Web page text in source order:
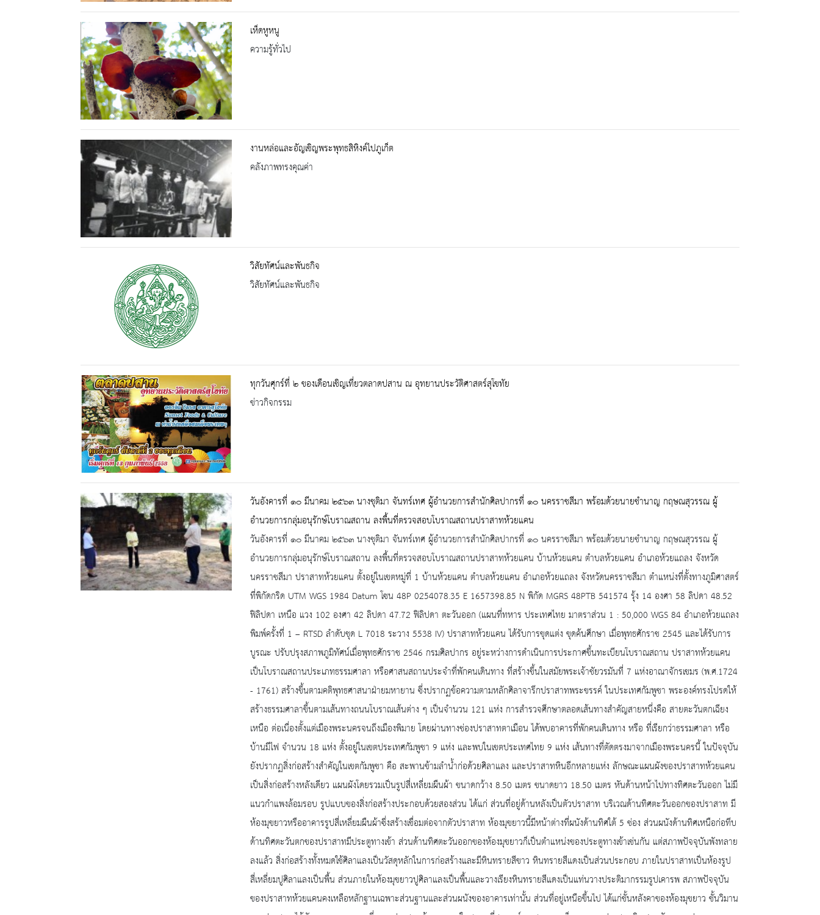
เห็ดหูหนู
ความรู้ทั่วไป
งานหล่อและอัญเชิญพระพุทธสิหิงค์ไปภูเก็ต
คลังภาพทรงคุณค่า
วิสัยทัศน์และพันธกิจ
วิสัยทัศน์และพันธกิจ
ทุกวันศุกร์ที่ ๒ ของเดือนเชิญเที่ยวตลาดปสาน ณ อุทยานประวัติศาสตร์สุโขทัย
ข่าวกิจกรรม
วันอังคารที่ ๑๐ มีนาคม ๒๕๖๓ นางชุติมา จันทร์เทศ ผู้อำนวยการสำนักศิลปากรที่ ๑๐ นครราชสีมา พร้อมด้วยนายชำนาญ กฤษณสุวรรณ ผู้
อำนวยการกลุ่มอนุรักษ์โบราณสถาน ลงพื้นที่ตรวจสอบโบราณสถานปราสาทห้วยแคน
วันอังคารที่ ๑๐ มีนาคม ๒๕๖๓ นางชุติมา จันทร์เทศ ผู้อำนวยการสำนักศิลปากรที่ ๑๐ นครราชสีมา พร้อมด้วยนายชำนาญ กฤษณสุวรรณ ผู้
อำนวยการกลุ่มอนุรักษ์โบราณสถาน ลงพื้นที่ตรวจสอบโบราณสถานปราสาทห้วยแคน บ้านห้วยแคน ตำบลห้วยแคน อำเภอห้วยแถลง จังหวัด
นครราชสีมา ปราสาทห้วยแคน ตั้งอยู่ในเขตหมู่ที่ 1 บ้านห้วยแคน ตำบลห้วยแคน อำเภอห้วยแถลง จังหวัดนครราชสีมา ตำแหน่งที่ตั้งทางภูมิศาสตร์
ที่พิกัดกริด UTM WGS 1984 Datum โซน 48P 0254078.35 E 1657398.85 N พิกัด MGRS 48PTB 541574 รุ้ง 14 องศา 58 ลิปดา 48.52
ฟิลิปดา เหนือ แวง 102 องศา 42 ลิปดา 47.72 ฟิลิปดา ตะวันออก (แผนที่ทหาร ประเทศไทย มาตราส่วน 1 : 50,000 WGS 84 อำเภอห้วยแถลง
พิมพ์ครั้งที่ 1 – RTSD ลำดับชุด L 7018 ระวาง 5538 IV) ปราสาทห้วยแคน ได้รับการขุดแต่ง ขุดค้นศึกษา เมื่อพุทธศักราช 2545 และได้รับการ
บูรณะ ปรับปรุงสภาพภูมิทัศน์เมื่อพุทธศักราช 2546 กรมศิลปากร อยู่ระหว่างการดำเนินการประกาศขึ้นทะเบียนโบราณสถาน ปราสาทห้วยแคน
เป็นโบราณสถานประเภทธรรมศาลา หรือศาสนสถานประจำที่พักคนเดินทาง ที่สร้างขึ้นในสมัยพระเจ้าชัยวรมันที่ 7 แห่งอาณาจักรเขมร (พ.ศ.1724
- 1761) สร้างขึ้นตามคติพุทธศาสนาฝ่ายมหายาน ซึ่งปรากฏข้อความตามหลักศิลาจารึกปราสาทพระขรรค์ ในประเทศกัมพูชา พระองค์ทรงโปรดให้
สร้างธรรมศาลาขึ้นตามเส้นทางถนนโบราณเส้นต่าง ๆ เป็นจำนวน 121 แห่ง การสำรวจศึกษาตลอดเส้นทางสำคัญสายหนึ่งคือ สายตะวันตกเฉียง
เหนือ ต่อเนื่องตั้งแต่เมืองพระนครจนถึงเมืองพิมาย โดยผ่านทางช่องปราสาทตาเมือน ได้พบอาคารที่พักคนเดินทาง หรือ ที่เรียกว่าธรรมศาลา หรือ
บ้านมีไฟ จำนวน 18 แห่ง ตั้งอยู่ในเขตประเทศกัมพูชา 9 แห่ง และพบในเขตประเทศไทย 9 แห่ง เส้นทางที่ตัดตรงมาจากเมืองพระนครนี้ ในปัจจุบัน
ยังปรากฏสิ่งก่อสร้างสำคัญในเขตกัมพูชา คือ สะพานข้ามลำน้ำก่อด้วยศิลาแลง และปราสาทหินอีกหลายแห่ง ลักษณะแผนผังของปราสาทห้วยแคน
เป็นสิ่งก่อสร้างหลังเดียว แผนผังโดยรวมเป็นรูปสี่เหลี่ยมผืนผ้า ขนาดกว้าง 8.50 เมตร ขนาดยาว 18.50 เมตร หันด้านหน้าไปทางทิศตะวันออก ไม่มี
แนวกำแพงล้อมรอบ รูปแบบของสิ่งก่อสร้างประกอบด้วยสองส่วน ได้แก่ ส่วนที่อยู่ด้านหลังเป็นตัวปราสาท บริเวณด้านทิศตะวันออกของปราสาท มี
ห้องมุขยาวหรืออาคารรูปสี่เหลี่ยมผืนผ้าซึ่งสร้างเชื่อมต่อจากตัวปราสาท ห้องมุขยาวนี้มีหน้าต่างที่ผนังด้านทิศใต้ 5 ช่อง ส่วนผนังด้านทิศเหนือก่อทึบ
ด้านทิศตะวันตกของปราสาทมีประตูทางเข้า ส่วนด้านทิศตะวันออกของห้องมุขยาวก็เป็นตำแหน่งของประตูทางเข้าเช่นกัน แต่สภาพปัจจุบันพังทลาย
ลงแล้ว สิ่งก่อสร้างทั้งหมดใช้ศิลาแลงเป็นวัสดุหลักในการก่อสร้างและมีหินทรายสีขาว หินทรายสีแดงเป็นส่วนประกอบ ภายในปราสาทเป็นห้องรูป
สี่เหลี่ยมปูศิลาแลงเป็นพื้น ส่วนภายในห้องมุขยาวปูศิลาแลงเป็นพื้นและวางเรียงหินทรายสีแดงเป็นแท่นวางประติมากรรมรูปเคารพ สภาพปัจจุบัน
ของปราสาทห้วยแคนคงเหลือหลักฐานเฉพาะส่วนฐานและส่วนผนังของอาคารเท่านั้น ส่วนที่อยู่เหนือขึ้นไป ได้แก่ชั้นหลังคาของห้องมุขยาว ชั้นวิมาน